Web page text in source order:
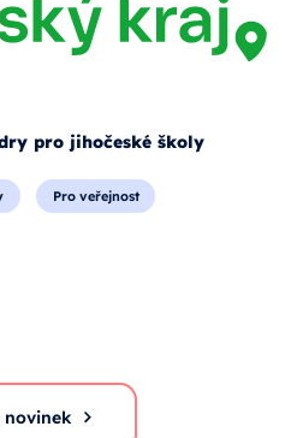
pro jihočeské školy
Pro veřejnost
novinek